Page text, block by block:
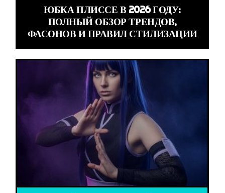
ЮБКА ПЛИССЕ В 2026 ГОДУ:
ПОЛНЫЙ ОБЗОР ТРЕНДОВ,
ФАСОНОВ И ПРАВИЛ СТИЛИЗАЦИИ